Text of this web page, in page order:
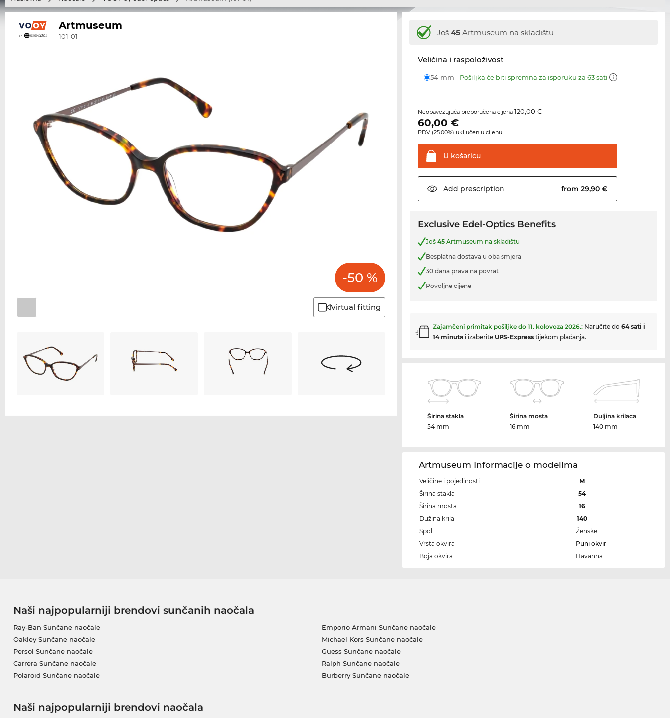
Artmuseum
101-01
-50 %
Virtual fitting
Još45 Artmuseum na skladištu
Veličina i raspoloživost
54 mm Pošiljka će biti spremna za isporuku za 63 sati
Neobavezujuća preporučena cijena120,00 €
60,00 €
PDV (25.00%) uključen u cijenu.
U košaricu
Add prescription from 29,90 €
Exclusive Edel-Optics Benefits
Još45 Artmuseum na skladištu
Besplatna dostava u oba smjera
30 dana prava na povrat
Povoljne cijene
Zajamčeni primitak pošiljke do11. kolovoza 2026.: Naručite do64 sati i
14 minuta i izaberite UPS-Express tijekom plaćanja.
Širina stakla
54 mm
Širina mosta
16 mm
Duljina krilaca
140 mm
Artmuseum Informacije o modelima
Veličine i pojedinosti
M
Širina stakla
54
Širina mosta
16
Dužina krila
140
Spol
Ženske
Vrsta okvira
Puni okvir
Boja okvira
Havanna
Naši najpopularniji brendovi sunčanih naočala
Ray-Ban Sunčane naočale
Oakley Sunčane naočale
Persol Sunčane naočale
Carrera Sunčane naočale
Polaroid Sunčane naočale
Emporio Armani Sunčane naočale
Michael Kors Sunčane naočale
Guess Sunčane naočale
Ralph Sunčane naočale
Burberry Sunčane naočale
Naši najpopularniji brendovi naočala